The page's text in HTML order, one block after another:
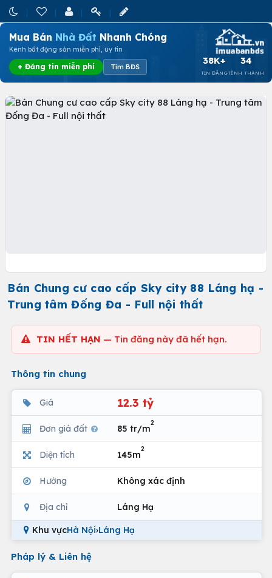
Mua Bán Nhà Đất Nhanh Chóng
Kênh bất động sản miễn phí, uy tín
+ Đăng tin miễn phí Tìm BĐS
38K+
TIN ĐĂNG
34
TỈNH THÀNH
Bán Chung cư cao cấp Sky city 88 Láng hạ -
Trung tâm Đống Đa - Full nội thất
TIN HẾT HẠN — Tin đăng này đã hết hạn.
Thông tin chung
Giá 12.3 tỷ
Đơn giá đất 85 tr/m
2
Diện tích 145m
2
Hướng Không xác định
Địa chỉ Láng Hạ
Khu vựcHà Nội›Láng Hạ
Pháp lý & Liên hệ